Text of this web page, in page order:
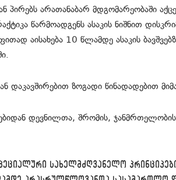
არათანაბარ მდგომარეობაში
წარმოადგენს ასაკის ნიშნით
აისახება 10 წლამდე ასაკის
დაკავშირებით ზოგადი წინადადებით
დევნილთა, შრომის,
სახელმძღვანელო